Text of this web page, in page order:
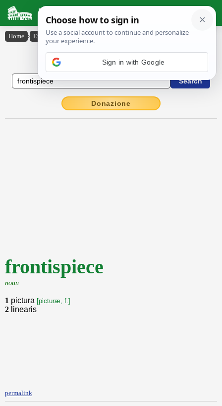
Latin Dictionary
Home › English-Latin › frontispiece
English to Latin Dictionary
Donazione
frontispiece
noun
1 pictura [picturæ, f.]
2 linearis
permalink
Sign in with Google